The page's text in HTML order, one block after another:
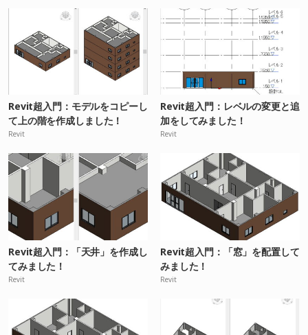
Revit超入門：モデルをコピーし
て上の階を作成しました！
Revit
Revit超入門：レベルの変更と追
加をしてみました！
Revit
Revit超入門：「天井」を作成し
てみました！
Revit
Revit超入門：「窓」を配置して
みました！
Revit